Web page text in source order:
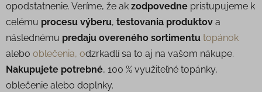
opodstatnenie. Veríme, že ak zodpovedne pristupujeme k
celému procesu výberu, testovania produktov a
následnému predaju overeného sortimentu topánok
alebo oblečenia, odzrkadlí sa to aj na vašom nákupe.
Nakupujete potrebné, 100 % využiteľné topánky,
oblečenie alebo doplnky.